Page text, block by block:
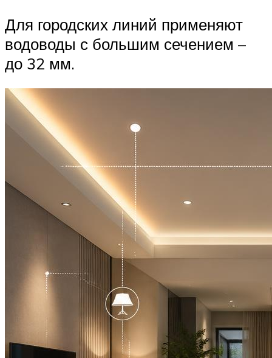
Для городских линий применяют
водоводы с большим сечением –
до 32 мм.